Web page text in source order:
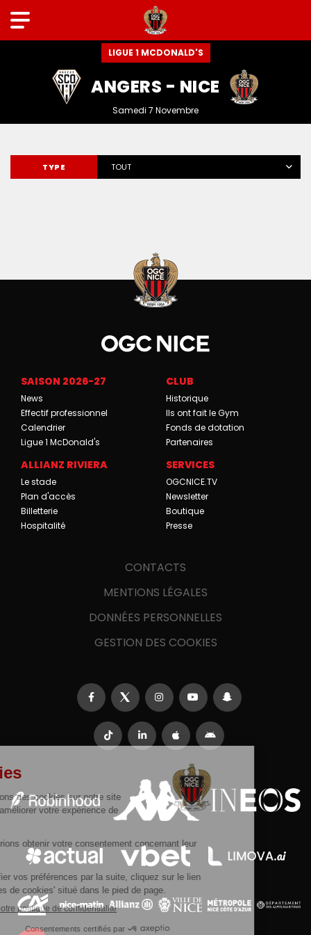
LIGUE 1 MCDONALD'S
ANGERS - NICE
Samedi 7 Novembre
TYPE TOUT
SAISON 2026-27
News
Effectif professionnel
Calendrier
Ligue 1 McDonald's
CLUB
Historique
Ils ont fait le Gym
Fonds de dotation
Partenaires
ALLIANZ RIVIERA
Le stade
Plan d'accès
Billetterie
Hospitalité
SERVICES
OGCNICE.TV
Newsletter
Boutique
Presse
CONTACTS
MENTIONS LÉGALES
DONNÉES PERSONNELLES
GESTION DES COOKIES